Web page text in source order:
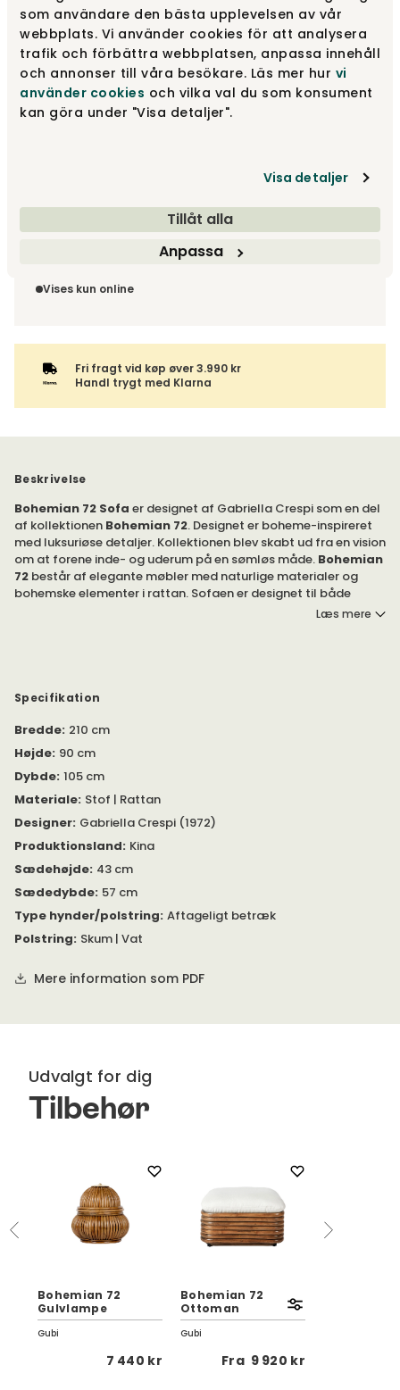
som användare den bästa upplevelsen av vår
webbplats. Vi använder cookies för att analysera
trafik och förbättra webbplatsen, anpassa innehåll
och annonser till våra besökare. Läs mer hur vi
använder cookies och vilka val du som konsument
kan göra under "Visa detaljer".
Visa detaljer
Tillåt alla
Anpassa
Fra37 200 kr
Træf dine valg
Fri fragt vid køp øver 3.990 kr
Fri fragt vid køp øver 3.990 kr
Vælg udførelse via “Træf dine valg” for at se
fragtinformation for din kombination.
fortrydelsesret.
Vises kun online
Fri fragt vid køp øver 3.990 kr
Handl trygt med Klarna
Beskrivelse
Bohemian 72 Sofa er designet af Gabriella Crespi som en del
af kollektionen Bohemian 72. Designet er boheme-inspireret
med luksuriøse detaljer. Kollektionen blev skabt ud fra en vision
om at forene inde- og uderum på en sømløs måde. Bohemian
72 består af elegante møbler med naturlige materialer og
bohemske elementer i rattan. Sofaen er designet til både
Chevron.
Bohemian 72 Sofa fra Gubi. Kollektionen består af møbler til
både indendørs og udendørs brug. Du kan kombinere møbler
fra kollektionen for at skabe en komplet lounggruppe.
Sofaen er fremstillet af rattan. Hynderne er lavet af stof og
polstret med skum. Stoffet er aftageligt. Bohemian 72 har en
let tilbagelænet ryg (115°), som giver en behagelig
siddekomfort.
Bohemian 72 passer perfekt både inde og ude. Du kan desuden
nemt flytte Bohemian 72 mellem rum, indendørs og udendørs.
Se vedlagte PDF under 'Specifikation' for mere information om
Læs mere
Specifikation
Bredde: 210 cm
Højde: 90 cm
Dybde: 105 cm
Materiale: Stof | Rattan
Designer: Gabriella Crespi (1972)
Produktionsland: Kina
Sædehøjde: 43 cm
Sædedybde: 57 cm
Type hynder/polstring: Aftageligt betræk
Polstring: Skum | Vat
Mere information som PDF
Udvalgt for dig
Tilbehør
Bohemian 72
Gulvlampe
Gubi
7 440 kr
Bohemian 72
Ottoman
Gubi
Fra 9 920 kr